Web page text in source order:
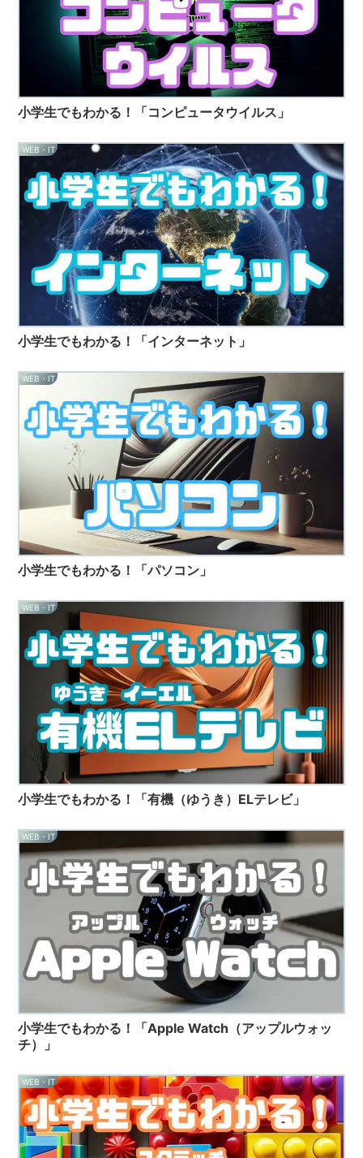
小学生でもわかる！「コンピュータウイルス」
WEB・IT
小学生でもわかる！「インターネット」
WEB・IT
小学生でもわかる！「パソコン」
WEB・IT
小学生でもわかる！「有機（ゆうき）ELテレビ」
WEB・IT
小学生でもわかる！「Apple Watch（アップルウォッ
チ）」
WEB・IT